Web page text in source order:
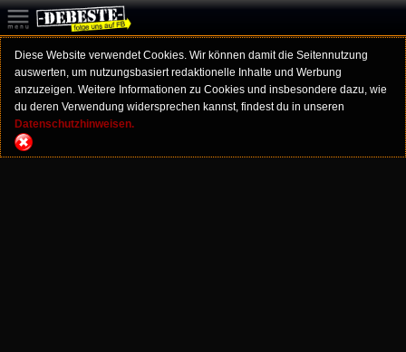
Diese Website verwendet Cookies. Wir können damit die Seitennutzung
auswerten, um nutzungsbasiert redaktionelle Inhalte und Werbung
anzuzeigen. Weitere Informationen zu Cookies und insbesondere dazu, wie
du deren Verwendung widersprechen kannst, findest du in unseren
Datenschutzhinweisen.